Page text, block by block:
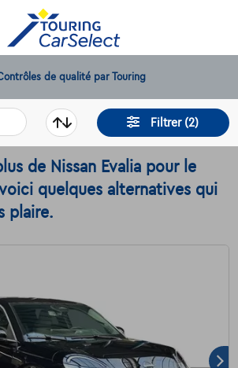
de qualité par Touring
Filtrer (2)
de Nissan Evalia pour le
quelques alternatives qui
plaire.